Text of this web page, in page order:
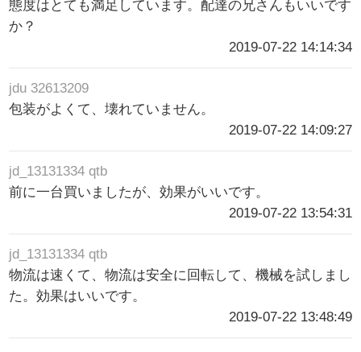
態度はとても満足しています。配達の兄さんもいいです
か？
2019-07-22 14:14:34
jdu 32613209
包装がよくて、壊れていません。
2019-07-22 14:09:27
jd_13131334 qtb
前に一台買いましたが、効果がいいです。
2019-07-22 13:54:31
jd_13131334 qtb
物流は速くて、物流は安全に回転して、機械を試しまし
た。効果はいいです。
2019-07-22 13:48:49